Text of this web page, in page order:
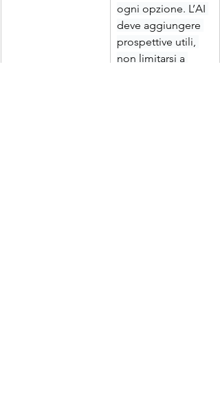
ogni opzione. L’AI
deve aggiungere
prospettive utili,
non limitarsi a